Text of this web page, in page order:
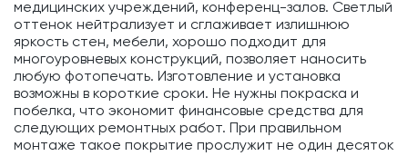
медицинских учреждений, конференц-залов. Светлый
оттенок нейтрализует и сглаживает излишнюю
яркость стен, мебели, хорошо подходит для
многоуровневых конструкций, позволяет наносить
любую фотопечать. Изготовление и установка
возможны в короткие сроки. Не нужны покраска и
побелка, что экономит финансовые средства для
следующих ремонтных работ. При правильном
монтаже такое покрытие прослужит не один десяток